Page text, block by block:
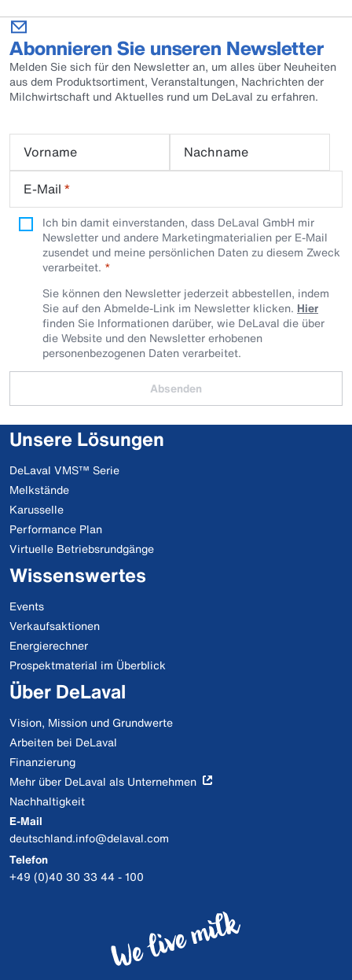
Abonnieren Sie unseren Newsletter
Melden Sie sich für den Newsletter an, um alles über Neuheiten
aus dem Produktsortiment, Veranstaltungen, Nachrichten der
Milchwirtschaft und Aktuelles rund um DeLaval zu erfahren.
Vorname
Nachname
E-Mail *
Ich bin damit einverstanden, dass DeLaval GmbH mir
Newsletter und andere Marketingmaterialien per E-Mail
zusendet und meine persönlichen Daten zu diesem Zweck
verarbeitet.
Sie können den Newsletter jederzeit abbestellen, indem
Sie auf den Abmelde-Link im Newsletter klicken. Hier
finden Sie Informationen darüber, wie DeLaval die über
die Website und den Newsletter erhobenen
personenbezogenen Daten verarbeitet.
Absenden
Unsere Lösungen
DeLaval VMS™ Serie
Melkstände
Karusselle
Performance Plan
Virtuelle Betriebsrundgänge
Wissenswertes
Events
Verkaufsaktionen
Energierechner
Prospektmaterial im Überblick
Über DeLaval
Vision, Mission und Grundwerte
Arbeiten bei DeLaval
Finanzierung
Mehr über DeLaval als Unternehmen
Nachhaltigkeit
E-Mail
deutschland.info@delaval.com
Telefon
+49 (0)40 30 33 44 - 100